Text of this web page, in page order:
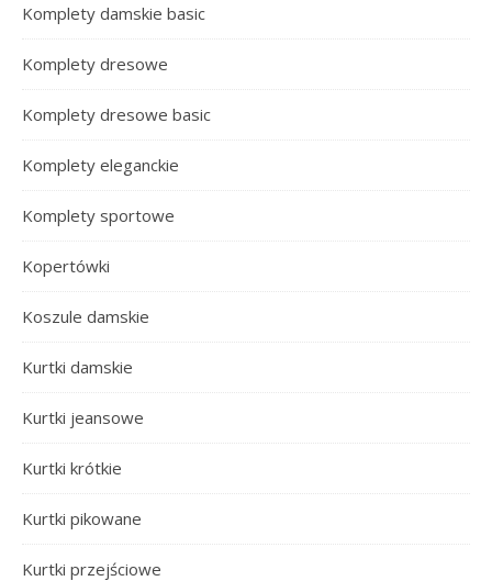
Komplety damskie basic
Komplety dresowe
Komplety dresowe basic
Komplety eleganckie
Komplety sportowe
Kopertówki
Koszule damskie
Kurtki damskie
Kurtki jeansowe
Kurtki krótkie
Kurtki pikowane
Kurtki przejściowe